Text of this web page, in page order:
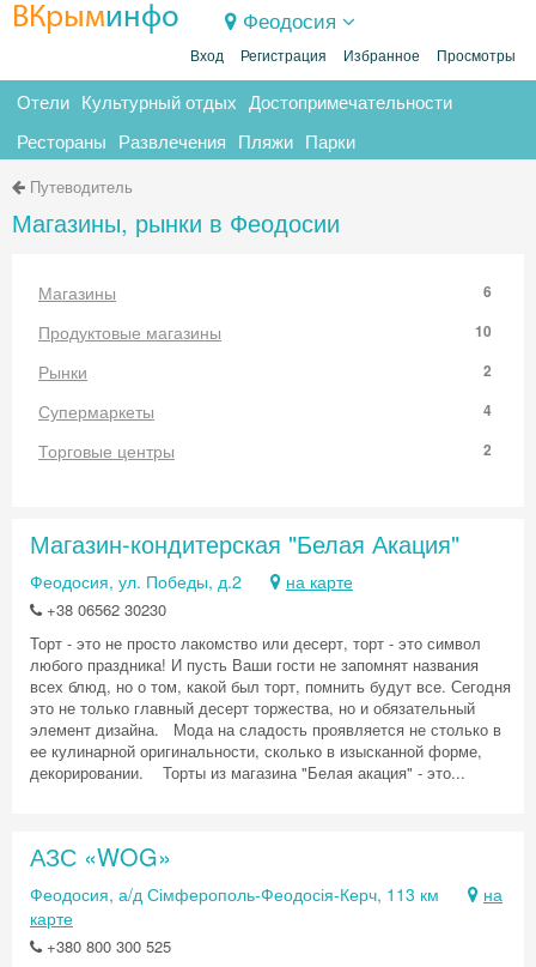
ВКрыминфо Феодосия
Вход Регистрация Избранное Просмотры
Отели Культурный отдых Достопримечательности
Рестораны Развлечения Пляжи Парки
Путеводитель
Магазины, рынки в Феодосии
Магазины 6
Продуктовые магазины 10
Рынки 2
Супермаркеты 4
Торговые центры 2
Магазин-кондитерская "Белая Акация"
Феодосия, ул. Победы, д.2 на карте
+38 06562 30230
Торт - это не просто лакомство или десерт, торт - это символ
любого праздника! И пусть Ваши гости не запомнят названия
всех блюд, но о том, какой был торт, помнить будут все. Сегодня
это не только главный десерт торжества, но и обязательный
элемент дизайна. Мода на сладость проявляется не столько в
ее кулинарной оригинальности, сколько в изысканной форме,
декорировании. Торты из магазина "Белая акация" - это...
АЗС «WOG»
Феодосия, а/д Сімферополь-Феодосія-Керч, 113 км
на
карте
+380 800 300 525